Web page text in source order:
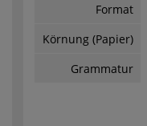
Format
Körnung (Papier)
Grammatur